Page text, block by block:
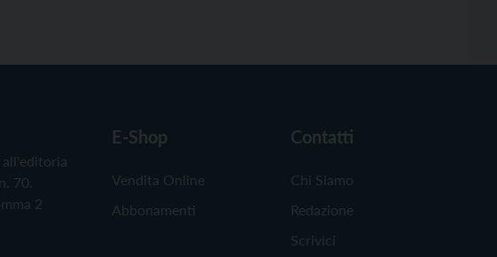
70.
2
E-Shop
Vendita Online
Abbonamenti
Contatti
Chi Siamo
Redazione
Scrivici